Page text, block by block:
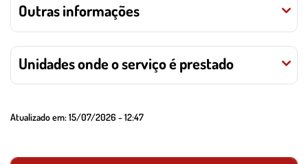
Outras informações
Unidades onde o serviço é prestado
Atualizado em:15/07/2026 - 12:47